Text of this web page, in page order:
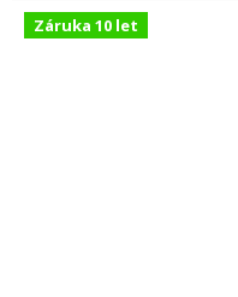
Záruka 10 let